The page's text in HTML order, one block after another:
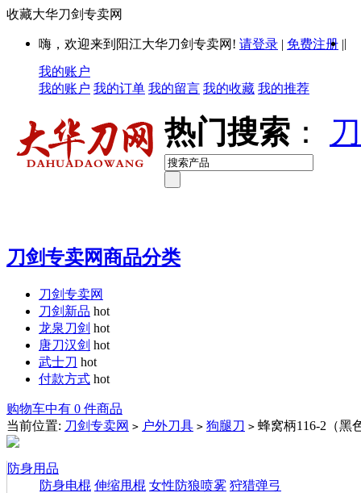
收藏大华刀剑专卖网
嗨，欢迎来到阳江大华刀剑专卖网! 请登录 | 免费注册 ||
我的账户
我的账户 我的订单 我的留言 我的收藏 我的推荐
热门搜索 ：
刀剑专卖网商品分类
刀剑专卖网
刀剑新品 hot
龙泉刀剑 hot
唐刀汉剑 hot
武士刀 hot
付款方式 hot
购物车中有 0 件商品
当前位置: 刀剑专卖网 > 户外刀具 > 狗腿刀 > 蜂窝柄116-2（黑
防身用品
防身电棍 伸缩甩棍 女性防狼喷雾 狩猎弹弓